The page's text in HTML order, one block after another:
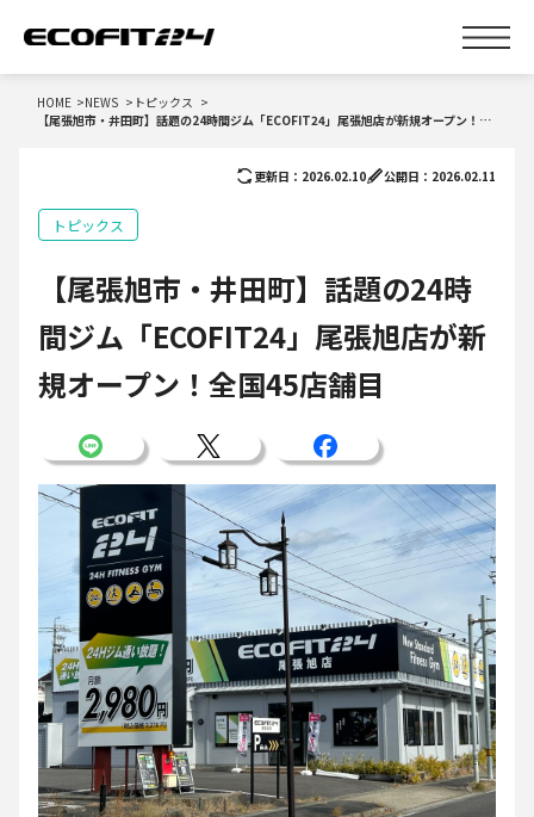
HOME NEWS
トピックス
【尾張旭市・井田町】話題の24時間ジム「ECOFIT24」尾張旭店が新規オープン！全国45店舗目
更新日：2026.02.10 公開日：2026.02.11
トピックス
【尾張旭市・井田町】話題の24時
間ジム「ECOFIT24」尾張旭店が新
規オープン！全国45店舗目